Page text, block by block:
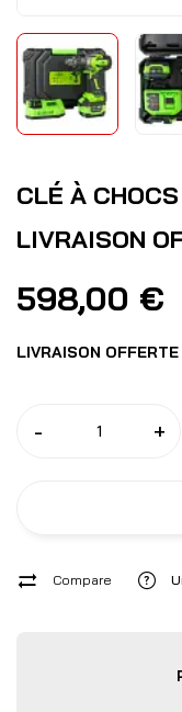
CLÉ À
LIVRAISON
598,00 €
LIVRAISON
- +
Compare